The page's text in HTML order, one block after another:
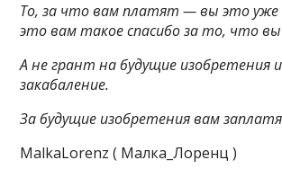
То, за что вам платят — вы это уже
это вам такое спасибо за то, что
А не грант на будущие изобретения
закабаление.
За будущие изобретения вам
MalkaLorenz ( Малка_Лоренц )